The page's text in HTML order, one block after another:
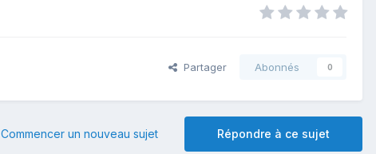
Partager Abonnés 0
Répondre à ce sujet
Commencer un nouveau sujet